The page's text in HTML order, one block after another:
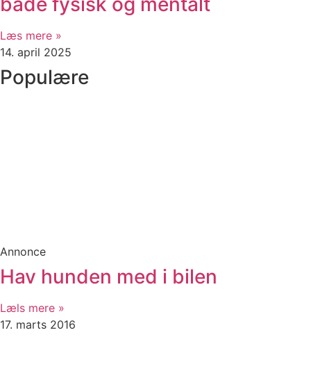
Læs mere »
14. april 2025
Populære
Annonce
Hav hunden med i bilen
Læls mere »
17. marts 2016